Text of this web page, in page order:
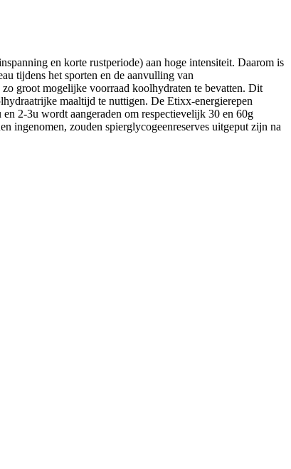
en korte rustperiode) aan hoge intensiteit. Daarom is
tijdens het sporten en de aanvulling van
groot mogelijke voorraad koolhydraten te bevatten. Dit
maaltijd te nuttigen. De Etixx-energierepen
2-3u wordt aangeraden om respectievelijk 30 en 60g
ingenomen, zouden spierglycogeenreserves uitgeput zijn na